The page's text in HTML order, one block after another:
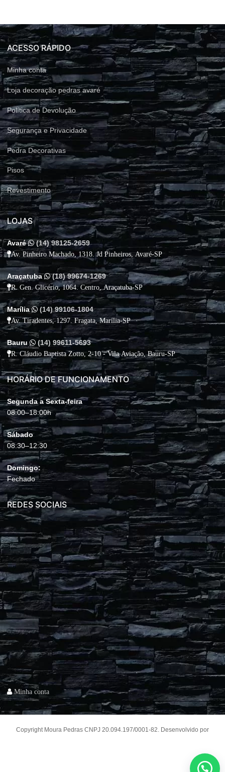
ACESSO RÁPIDO
Minha conta
Loja decoração pedras avaré
Política de Devolução
Segurança e Privacidade
Pedra Decorativas
Pisos
Revestimento
LOJAS
Avaré (14) 98125-2659
Av. Pinheiro Machado, 1318. Jd Pinheiros, Avaré-SP
Araçatuba (18) 99674-1269
R. Gen. Glicério, 1064. Centro, Araçatuba-SP
Marília (14) 99106-1804
Av. Tiradentes, 1297. Fragata, Marília-SP
Bauru (14) 99611-5693
R. Cláudio Baptista Zotto, 2-10 - Vila Aviação, Bauru-SP
HORÁRIO DE FUNCIONAMENTO
Segunda a Sexta-feira
08:00–18:00h
Sábado
08:30–12:30
Domingo:
Fechado
REDES SOCIAIS
Minha conta
Copyright Moura Pedras CNPJ 20.094.197/0001-82. Desenvolvido por